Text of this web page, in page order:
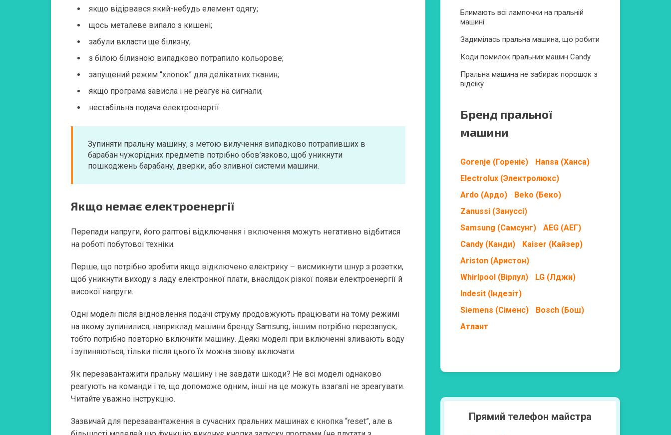
якщо відірвався який-небудь елемент одягу;
щось металеве випало з кишені;
забули вкласти ще білизну;
з білою білизною випадково потрапило кольорове;
запущений режим “хлопок” для делікатних тканин;
якщо програма зависла і не реагує на сигнали;
нестабільна подача електроенергії.
Зупиняти пральну машину, з метою вилучення випадково потрапивших в
барабан чужорідних предметів потрібно обов’язково, щоб уникнути
пошкоджень барабану, дверки, або зливної системи машини.
Якщо немає електроенергії
Перепади напруги, його раптові відключення і включення можуть негативно відбитися
на роботі побутової техніки.
Перше, що потрібно зробити якщо відключено електрику – висмикнути шнур з розетки,
щоб уникнути виходу з ладу електронної плати, внаслідок різкої появи електроенергії й
високої напруги.
Одні моделі після відновлення подачі струму продовжують працювати на тому режимі
на якому зупинилися, наприклад машини бренду Samsung, іншим потрібно перезапуск,
тобто потрібно повторно включити машину. Деякі моделі при включенні зливають воду
і зупиняються, тільки після цього їх можна знову включати.
Як перезавантажити пральну машину і не завдати шкоди? Не всі моделі однаково
реагують на команди і те, що допоможе одним, інші на це можуть взагалі не зреагувати.
Читайте уважно інструкцію.
Зазвичай для перезавантаження в сучасних пральних машинах є кнопка “reset”, але в
Блимають всі лампочки на пральній
машині
Задимілась пральна машина, що робити
Коди помилок пральних машин Candy
Пральна машина не забирає порошок з
відсіку
Бренд пральної
машини
Gorenje (Гореніє)
Hansa (Ханса)
Electrolux (Электролюкс)
Ardo (Ардо)
Beko (Беко)
Zanussi (Зануссі)
Samsung (Самсунг)
AEG (АЕГ)
Candy (Канди)
Kaiser (Кайзер)
Ariston (Аристон)
Whirlpool (Вірпул)
LG (Лджи)
Indesit (Індезіт)
Siemens (Сіменс)
Bosch (Бош)
Атлант
Прямий телефон майстра